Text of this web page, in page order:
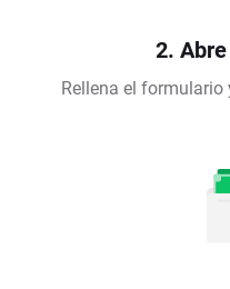
2.
Rellena el